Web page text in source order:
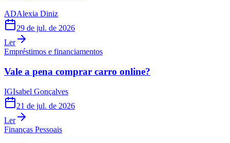
ADAlexia Diniz
29 de jul. de 2026
Ler
Empréstimos e financiamentos
Vale a pena comprar carro online?
IGIsabel Gonçalves
21 de jul. de 2026
Ler
Finanças Pessoais